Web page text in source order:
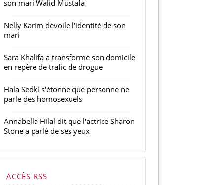
son mari Walid Mustafa
Nelly Karim dévoile l'identité de son
mari
Sara Khalifa a transformé son domicile
en repère de trafic de drogue
Hala Sedki s'étonne que personne ne
parle des homosexuels
Annabella Hilal dit que l'actrice Sharon
Stone a parlé de ses yeux
ACCÈS RSS